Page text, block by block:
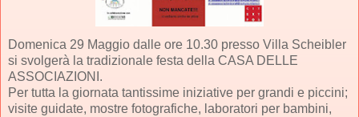
Domenica 29 Maggio dalle ore 10.30 presso Villa Scheibler
si svolgerà la tradizionale festa della CASA DELLE
ASSOCIAZIONI.
Per tutta la giornata tantissime iniziative per grandi e piccini;
visite guidate, mostre fotografiche, laboratori per bambini,